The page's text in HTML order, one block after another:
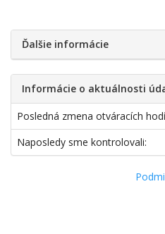
Ďalšie informácie
Informácie o aktuálnosti
Posledná zmena otváracích
Naposledy sme kontrolovali: